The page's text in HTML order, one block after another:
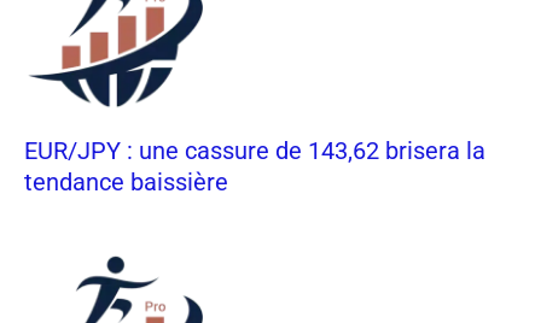
EUR/JPY : une cassure de 143,62 brisera la
tendance baissière